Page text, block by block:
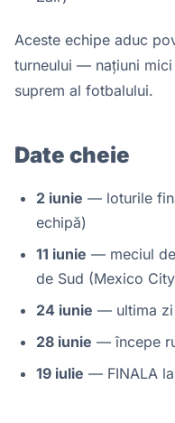
Aceste echipe aduc
turneului — națiuni
suprem al fotbalului.
Date cheie
2 iunie — loturile
echipă)
11 iunie — meciul
de Sud (Mexico
24 iunie — ultima zi
28 iunie — începe
19 iulie — FINALA